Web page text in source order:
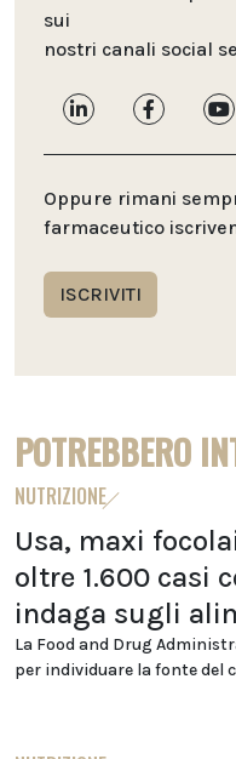
sui
nostri canali social
Oppure rimani
farmaceutico
ISCRIVITI
POTREBBERO
NUTRIZIONE
Usa, maxi
oltre 1.600 casi
indaga sugli
La Food and Drug
per individuare la fonte del